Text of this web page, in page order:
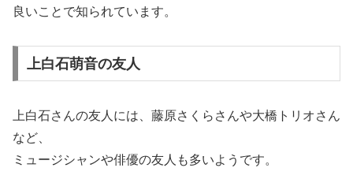
良いことで知られています。
上白石萌音の友人
上白石さんの友人には、藤原さくらさんや大橋トリオさん
など、
ミュージシャンや俳優の友人も多いようです。